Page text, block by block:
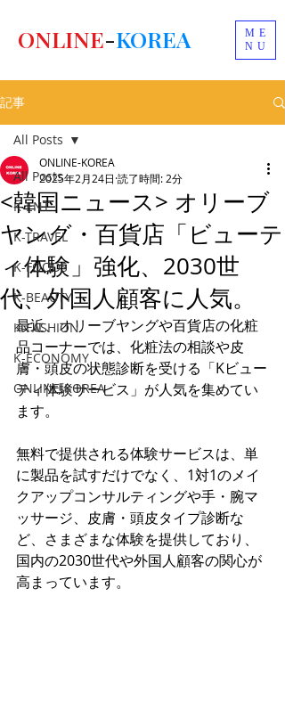
ME
NU
ONLINE-KOREA
記事
All Posts
K-ENT
K-TRAVEL
K-FOODS
K-BEAUTY
K-FASHION
K-ECONOMY
ONLINE-KOREA
All Posts
<韓国ニュース> オリーブ
ヤング・百貨店「ビューテ
ィ体験」強化、2030世
代、外国人顧客に人気。
ONLINE-KOREA
2025年2月24日 読了時間: 2分
最近、オリーブヤングや百貨店の化粧
品コーナーでは、化粧法の相談や皮
膚・頭皮の状態診断を受ける「Kビュー
ティ体験サービス」が人気を集めてい
ます。
無料で提供される体験サービスは、単
に製品を試すだけでなく、1対1のメイ
クアップコンサルティングや手・腕マ
ッサージ、皮膚・頭皮タイプ診断な
ど、さまざまな体験を提供しており、
国内の2030世代や外国人顧客の関心が
高まっています。